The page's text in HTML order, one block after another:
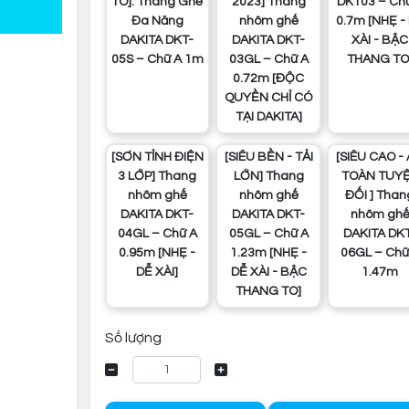
Đa Năng
DAKITA DKT-
05S – Chữ A 1m
nhôm ghế
DAKITA DKT-
03GL – Chữ A
0.72m [ĐỘC
QUYỀN CHỈ CÓ
TẠI DAKITA]
0.7m [NHẸ -
XÀI - BẬC
THANG
[SƠN TỈNH ĐIỆN
3 LỚP] Thang
nhôm ghế
DAKITA DKT-
04GL – Chữ A
0.95m [NHẸ -
DỄ XÀI]
[SIÊU BỀN - TẢI
LỚN] Thang
nhôm ghế
DAKITA DKT-
05GL – Chữ A
1.23m [NHẸ -
DỄ XÀI - BẬC
THANG TO]
[SIÊU CAO - AN
TOÀN
ĐỐI ]
nhôm ghế
DAKITA
06GL –
1.47m
Số lượng